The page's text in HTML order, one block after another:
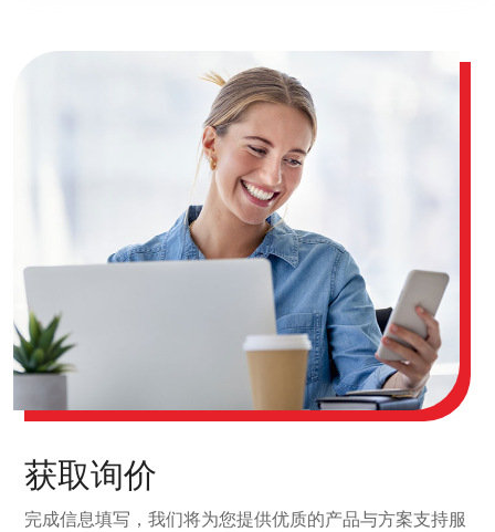
获取询价
完成信息填写，我们将为您提供优质的产品与方案支持服